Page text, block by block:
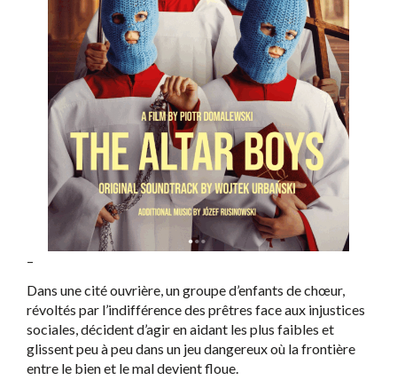
–
Dans une cité ouvrière, un groupe d’enfants de chœur,
révoltés par l’indifférence des prêtres face aux injustices
sociales, décident d’agir en aidant les plus faibles et
glissent peu à peu dans un jeu dangereux où la frontière
entre le bien et le mal devient floue.